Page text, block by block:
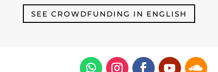
SEE CROWDFUNDING IN ENGLISH